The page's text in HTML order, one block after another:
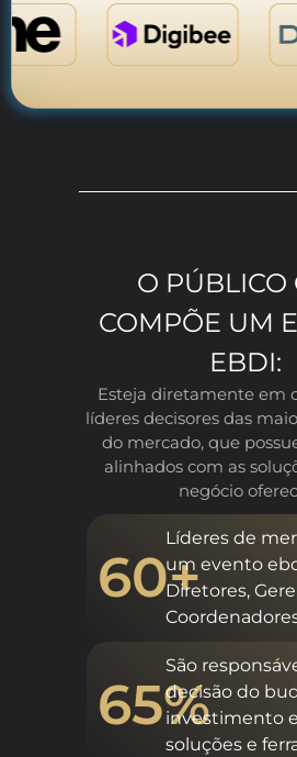
O PÚBLICO
COMPÕE UM
EBDI:
Esteja diretamente em
líderes decisores das
do mercado, que
alinhados com as
negócio
60+
Líderes de
um evento
Diretores,
65%
São
decisão do
investimento
soluções e